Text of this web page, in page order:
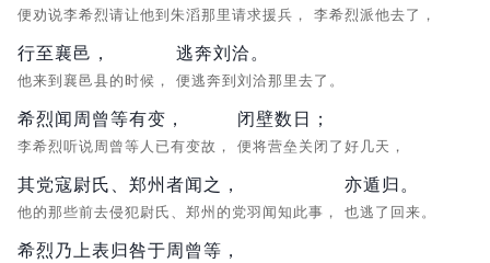
便劝说李希烈请让他到朱滔那里请求援兵， 李希烈派他去了，
行至襄邑，
他来到襄邑县的时候，
逃奔刘洽。
便逃奔到刘洽那里去了。
希烈闻周曾等有变，
李希烈听说周曾等人已有变故，
闭壁数日；
便将营垒关闭了好几天，
其党寇尉氏、郑州者闻之，
他的那些前去侵犯尉氏、郑州的党羽闻知此事，
亦遁归。
也逃了回来。
希烈乃上表归咎于周曾等，